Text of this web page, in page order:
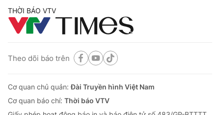
Phim VTV
Nhân vật
Giải sao mai
Giải trí
Sao
Đời sống
Giáo dục
Tuyển sinh
Công nghệ
THỜI BÁO VTV
Theo dõi báo trên
Cơ quan chủ quản:Đài Truyền hình Việt Nam
Cơ quan báo chí: Thời báo VTV